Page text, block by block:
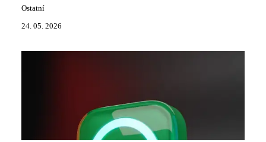
Ostatní
24. 05. 2026